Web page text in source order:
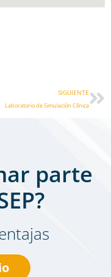
SIGUIENTE
Laboratorio de Simulación Clínica
parte